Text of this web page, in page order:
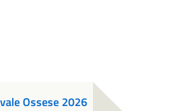
Ossese 2026